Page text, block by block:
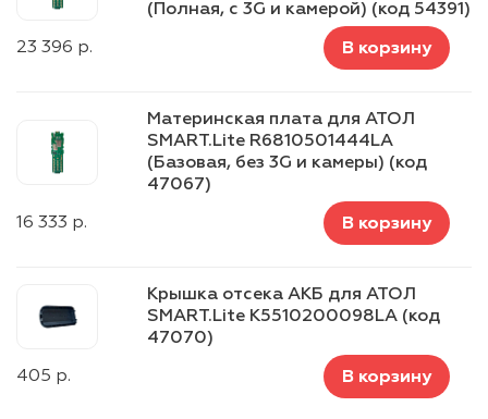
(Полная, с 3G и камерой) (код 54391)
23 396 р. В корзину
Материнская плата для АТОЛ
SMART.Lite R6810501444LA
(Базовая, без 3G и камеры) (код
47067)
16 333 р. В корзину
Крышка отсека АКБ для АТОЛ
SMART.Lite K5510200098LA (код
47070)
405 р. В корзину